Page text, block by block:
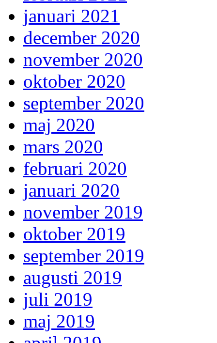
januari 2021
december 2020
november 2020
oktober 2020
september 2020
maj 2020
mars 2020
februari 2020
januari 2020
november 2019
oktober 2019
september 2019
augusti 2019
juli 2019
maj 2019